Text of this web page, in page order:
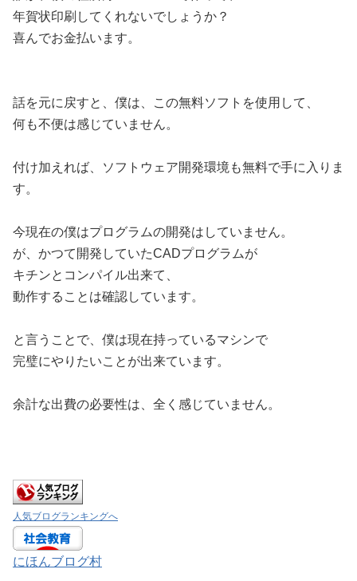
年賀状印刷してくれないでしょうか？
喜んでお金払います。
話を元に戻すと、僕は、この無料ソフトを使用して、
何も不便は感じていません。
付け加えれば、ソフトウェア開発環境も無料で手に入りま
す。
今現在の僕はプログラムの開発はしていません。
が、かつて開発していたCADプログラムが
キチンとコンパイル出来て、
動作することは確認しています。
と言うことで、僕は現在持っているマシンで
完璧にやりたいことが出来ています。
余計な出費の必要性は、全く感じていません。
人気ブログランキングへ
にほんブログ村